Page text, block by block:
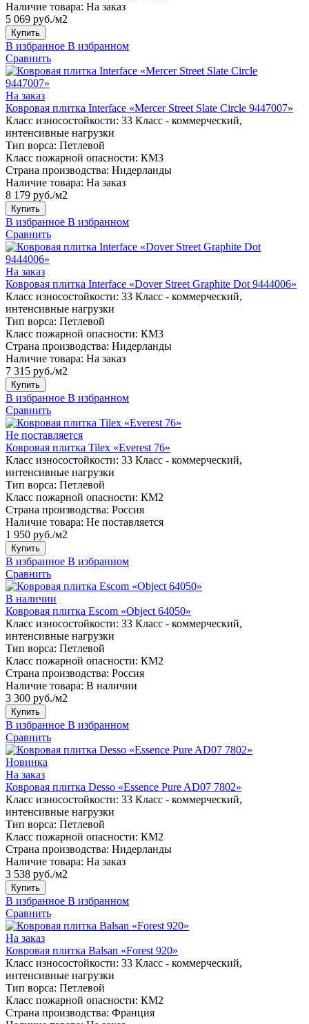
Наличие товара: На заказ
5 069 руб./м2
Купить
В избранное В избранном
Сравнить
На заказ
Ковровая плитка Interface «Mercer Street Slate Circle 9447007»
Класс износостойкости: 33 Класс - коммерческий,
интенсивные нагрузки
Тип ворса: Петлевой
Класс пожарной опасности: КМ3
Страна производства: Нидерланды
Наличие товара: На заказ
8 179 руб./м2
Купить
В избранное В избранном
Сравнить
На заказ
Ковровая плитка Interface «Dover Street Graphite Dot 9444006»
Класс износостойкости: 33 Класс - коммерческий,
интенсивные нагрузки
Тип ворса: Петлевой
Класс пожарной опасности: КМ3
Страна производства: Нидерланды
Наличие товара: На заказ
7 315 руб./м2
Купить
В избранное В избранном
Сравнить
Не поставляется
Ковровая плитка Tilex «Everest 76»
Класс износостойкости: 33 Класс - коммерческий,
интенсивные нагрузки
Тип ворса: Петлевой
Класс пожарной опасности: КМ2
Страна производства: Россия
Наличие товара: Не поставляется
1 950 руб./м2
Купить
В избранное В избранном
Сравнить
В наличии
Ковровая плитка Escom «Object 64050»
Класс износостойкости: 33 Класс - коммерческий,
интенсивные нагрузки
Тип ворса: Петлевой
Класс пожарной опасности: КМ2
Страна производства: Россия
Наличие товара: В наличии
3 300 руб./м2
Купить
В избранное В избранном
Сравнить
Новинка
На заказ
Ковровая плитка Desso «Essence Pure AD07 7802»
Класс износостойкости: 33 Класс - коммерческий,
интенсивные нагрузки
Тип ворса: Петлевой
Класс пожарной опасности: КМ2
Страна производства: Нидерланды
Наличие товара: На заказ
3 538 руб./м2
Купить
В избранное В избранном
Сравнить
На заказ
Ковровая плитка Balsan «Forest 920»
Класс износостойкости: 33 Класс - коммерческий,
интенсивные нагрузки
Тип ворса: Петлевой
Класс пожарной опасности: КМ2
Страна производства: Франция